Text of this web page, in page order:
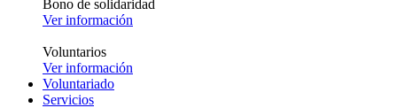
Bono de solidaridad
Ver información
Voluntarios
Ver información
Voluntariado
Servicios